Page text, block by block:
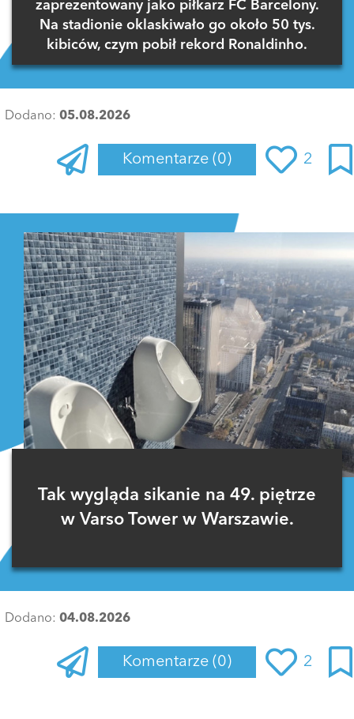
zaprezentowany jako piłkarz FC Barcelony.
Na stadionie oklaskiwało go około 50 tys.
kibiców, czym pobił rekord Ronaldinho.
Dodano: 05.08.2026
Komentarze (0) 2
Tak wygląda sikanie na 49. piętrze
w Varso Tower w Warszawie.
Dodano: 04.08.2026
Komentarze (0) 2